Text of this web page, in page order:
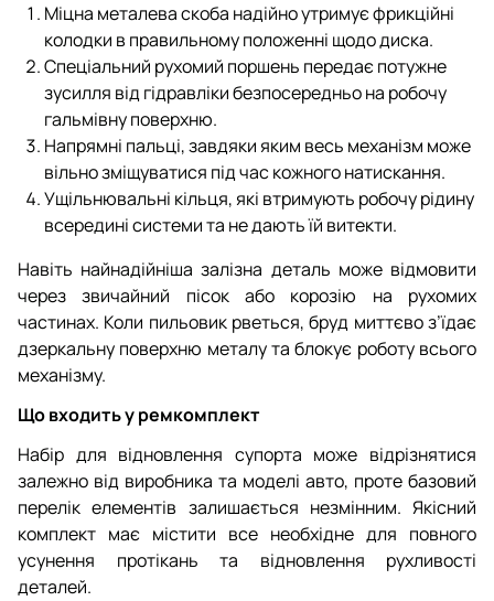
Міцна металева скоба надійно утримує фрикційні
колодки в правильному положенні щодо диска.
Спеціальний рухомий поршень передає потужне
зусилля від гідравліки безпосередньо на робочу
гальмівну поверхню.
Напрямні пальці, завдяки яким весь механізм може
вільно зміщуватися під час кожного натискання.
Ущільнювальні кільця, які втримують робочу рідину
всередині системи та не дають їй витекти.
Навіть найнадійніша залізна деталь може відмовити
через звичайний пісок або корозію на рухомих
частинах. Коли пильовик рветься, бруд миттєво з’їдає
дзеркальну поверхню металу та блокує роботу всього
механізму.
Що входить у ремкомплект
Набір для відновлення супорта може відрізнятися
залежно від виробника та моделі авто, проте базовий
перелік елементів залишається незмінним. Якісний
комплект має містити все необхідне для повного
усунення протікань та відновлення рухливості
деталей.